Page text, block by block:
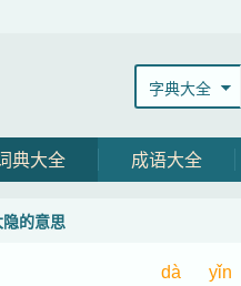
字典大全
典大全 成语大全
的意思
dà yǐn